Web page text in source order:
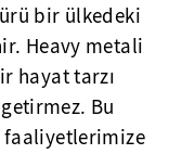
bir ülkedeki
Heavy metali
hayat tarzı
Bu
faaliyetlerimize